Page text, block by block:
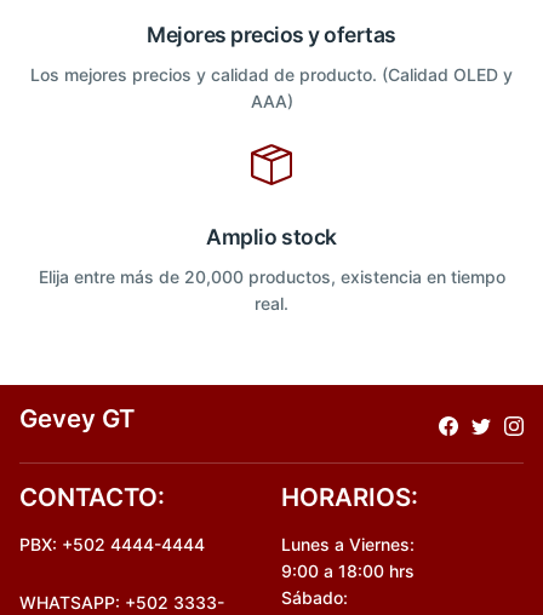
Mejores precios y ofertas
Los mejores precios y calidad de producto. (Calidad OLED y
AAA)
Amplio stock
Elija entre más de 20,000 productos, existencia en tiempo
real.
Gevey GT
CONTACTO:
PBX: +502 4444-4444
WHATSAPP: +502 3333-
HORARIOS:
Lunes a Viernes:
9:00 a 18:00 hrs
Sábado: